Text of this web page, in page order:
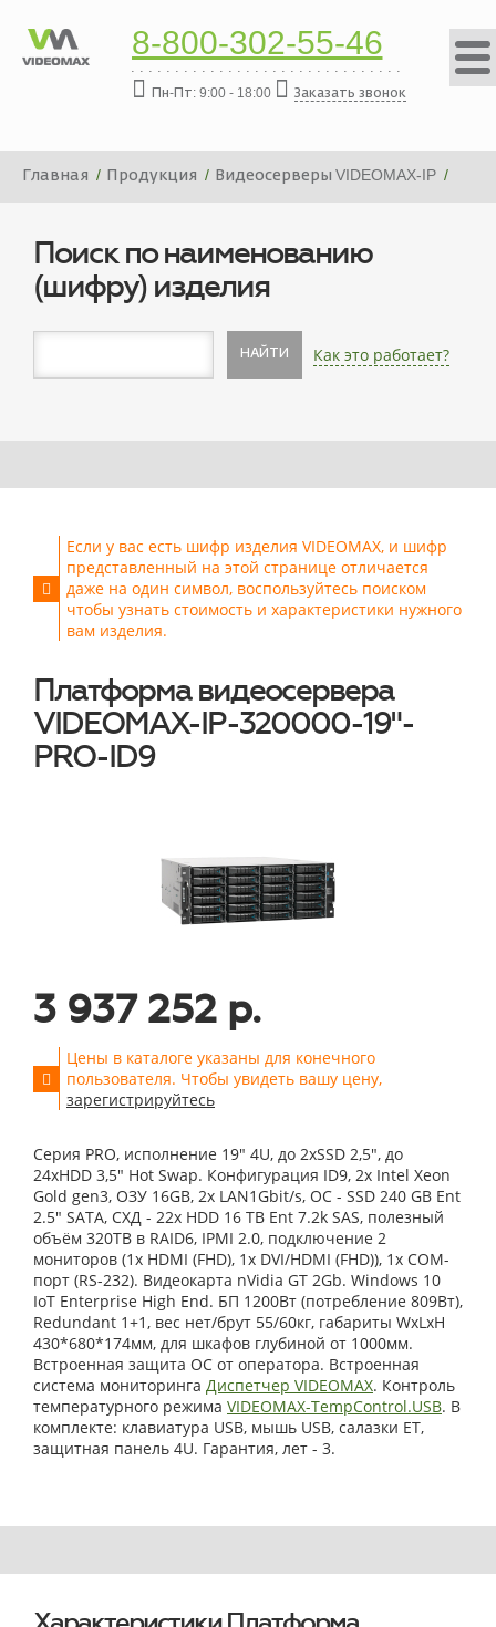
8-800-302-55-46
Пн-Пт: 9:00 - 18:00 Заказать звонок
Главная Продукция
Видеосерверы VIDEOMAX-IP
Поиск по наименованию
(шифру) изделия
НАЙТИ Как это работает?
Если у вас есть шифр изделия VIDEOMAX, и шифр
представленный на этой странице отличается
даже на один символ, воспользуйтесь поиском
чтобы узнать стоимость и характеристики нужного
вам изделия.
Платформа видеосервера
VIDEOMAX-IP-320000-19"-
PRO-ID9
3 937 252 р.
Цены в каталоге указаны для конечного
пользователя. Чтобы увидеть вашу цену,
зарегистрируйтесь
Серия PRO, исполнение 19" 4U, до 2xSSD 2,5", до
24xHDD 3,5" Hot Swap. Конфигурация ID9, 2x Intel Xeon
Gold gen3, ОЗУ 16GB, 2x LAN1Gbit/s, OС - SSD 240 GB Ent
2.5" SATA, СХД - 22x HDD 16 TB Ent 7.2k SAS, полезный
объём 320TB в RAID6, IPMI 2.0, подключение 2
мониторов (1x HDMI (FHD), 1x DVI/HDMI (FHD)), 1x COM-
порт (RS-232). Видеокарта nVidia GT 2Gb. Windows 10
IoT Enterprise High End. БП 1200Вт (потребление 809Вт),
Redundant 1+1, вес нет/брут 55/60кг, габариты WxLxH
430*680*174мм, для шкафов глубиной от 1000мм.
Встроенная защита ОС от оператора. Встроенная
система мониторинга Диспетчер VIDEOMAX. Контроль
температурного режима VIDEOMAX-TempControl.USB. В
комплекте: клавиатура USB, мышь USB, салазки ET,
защитная панель 4U. Гарантия, лет - 3.